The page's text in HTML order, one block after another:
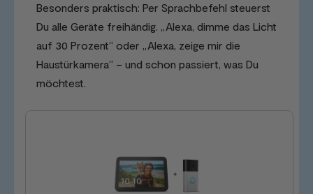
Besonders praktisch: Per Sprachbefehl steuerst
Du alle Geräte freihändig. „Alexa, dimme das Licht
auf 30 Prozent“ oder „Alexa, zeige mir die
Haustürkamera“ – und schon passiert, was Du
möchtest.